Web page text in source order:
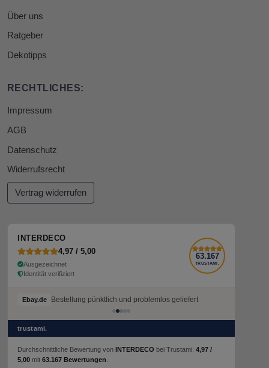
Über uns
Ratgeber
Dekotipps
RECHTLICHES:
Impressum
AGB
Datenschutz
Widerrufsrecht
Vertrag widerrufen
INTERDECO
4,97 / 5,00
Ausgezeichnet
Identität verifiziert
63.167
TRUSTAMI.
Ebay.de Bestellung pünktlich und problemlos geliefert
trustami.
Durchschnittliche Bewertung von INTERDECO bei Trustami: 4,97 /
5,00 mit 63.167 Bewertungen